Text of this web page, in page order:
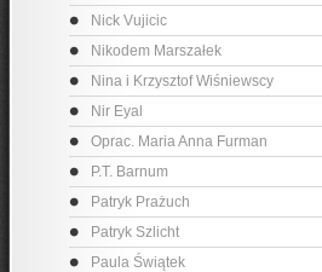
Nick Vujicic
Nikodem Marszałek
Nina i Krzysztof Wiśniewscy
Nir Eyal
Oprac. Maria Anna Furman
P.T. Barnum
Patryk Prażuch
Patryk Szlicht
Paula Świątek